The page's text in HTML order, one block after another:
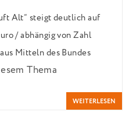
Alt“ steigt deutlich auf
/ abhängig von Zahl
Mitteln des Bundes
Prozent effektiv
Jahren Zinsbindung
sich zu energetischer
Thema
WEITERLESEN